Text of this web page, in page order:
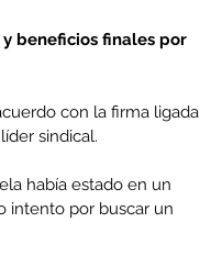
beneficios finales por
con la firma ligada
sindical.
había estado en un
intento por buscar un